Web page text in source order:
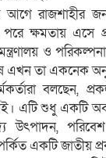
আগে রাজশাহীর
পরে ক্ষমতায় এসে
ও
এখন তা একনেক
বলছেন,
এটি শুধু একটি
উৎপাদন,
একটি জাতীয়